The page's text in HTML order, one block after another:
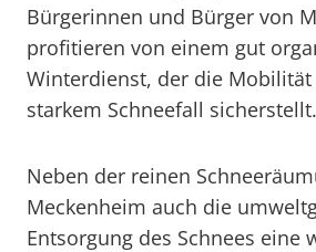
Bürgerinnen und Bürger von
profitieren von einem gut
Winterdienst, der die Mobilität
starkem Schneefall sicherstellt.
Neben der reinen
Meckenheim auch die
Entsorgung des Schnees eine